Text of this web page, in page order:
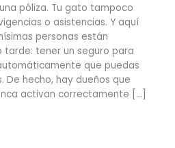
póliza. Tu gato tampoco
o asistencias. Y aquí
personas están
tarde: tener un seguro para
que puedas
De hecho, hay dueños que
activan correctamente […]